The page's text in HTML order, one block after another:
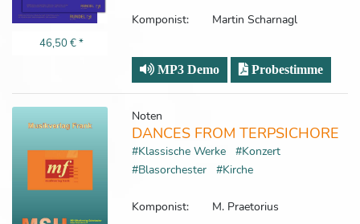
46,50 €*
Komponist: Martin Scharnagl
MP3 Demo Probestimme
Noten
DANCES FROM TERPSICHORE
#Klassische Werke
#Konzert
#Blasorchester
#Kirche
Komponist:
M. Praetorius